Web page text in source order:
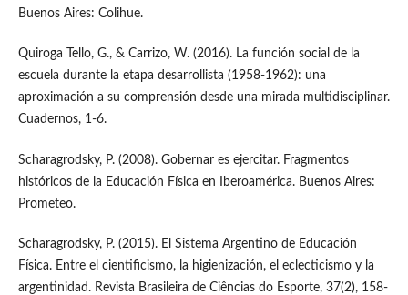
Buenos Aires: Colihue.
Quiroga Tello, G., & Carrizo, W. (2016). La función social de la
escuela durante la etapa desarrollista (1958-1962): una
aproximación a su comprensión desde una mirada multidisciplinar.
Cuadernos, 1-6.
Scharagrodsky, P. (2008). Gobernar es ejercitar. Fragmentos
históricos de la Educación Física en Iberoamérica. Buenos Aires:
Prometeo.
Scharagrodsky, P. (2015). El Sistema Argentino de Educación
Física. Entre el cientificismo, la higienización, el eclecticismo y la
argentinidad. Revista Brasileira de Ciências do Esporte, 37(2), 158-